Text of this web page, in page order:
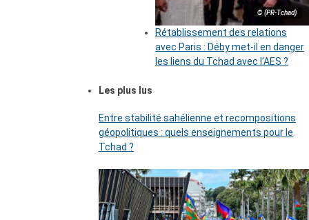
© (PR-Tchad)
Rétablissement des relations
avec Paris : Déby met-il en danger
les liens du Tchad avec l’AES ?
Les plus lus
Entre stabilité sahélienne et recompositions
géopolitiques : quels enseignements pour le
Tchad ?